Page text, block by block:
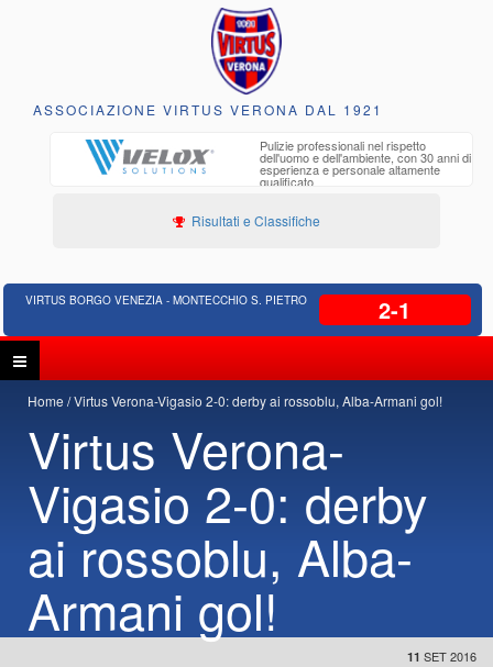
ASSOCIAZIONE VIRTUS VERONA DAL 1921
Pulizie professionali nel rispetto
dell'uomo e dell'ambiente, con 30 anni di
esperienza e personale altamente
qualificato
Risultati e Classifiche
VIRTUS BORGO VENEZIA - MONTECCHIO S. PIETRO 2-1
Home Virtus Verona-Vigasio 2-0: derby ai rossoblu, Alba-Armani gol!
Virtus Verona-
Vigasio 2-0: derby
ai rossoblu, Alba-
Armani gol!
11 SET 2016